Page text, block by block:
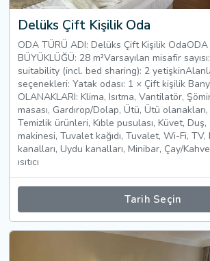
Delüks Çift Kişilik Oda
ODA TÜRÜ ADI: Delüks Çift Kişilik OdaODA
BÜYÜKLÜĞÜ: 28 m²Varsayılan misafir
suitability (incl. bed sharing): 2
seçenekleri: Yatak odası: 1 × Çift kişilik
OLANAKLARI: Klima, Isıtma, Vantilatör,
masası, Gardırop/Dolap, Ütü, Ütü olanakları,
Temizlik ürünleri, Kıble pusulası, Küvet,
makinesi, Tuvalet kağıdı, Tuvalet, Wi-Fi, TV,
kanalları, Uydu kanalları, Minibar, Çay/
ısıtıcı
Tarih Seçin